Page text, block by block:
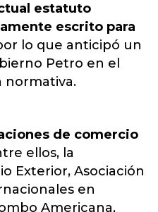
estatuto
escrito para
lo que anticipó un
Petro en el
normativa.
de comercio
ellos, la
Exterior, Asociación
en
Americana,